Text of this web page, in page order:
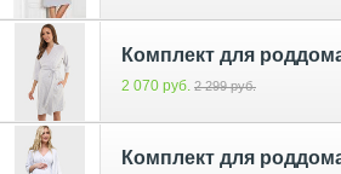
2 070 руб. 2 299 руб.